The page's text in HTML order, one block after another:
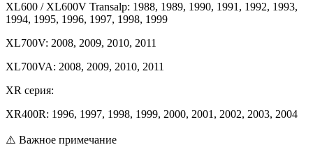
XL600 / XL600V Transalp: 1988, 1989, 1990, 1991, 1992, 1993,
1994, 1995, 1996, 1997, 1998, 1999
XL700V: 2008, 2009, 2010, 2011
XL700VA: 2008, 2009, 2010, 2011
XR серия:
XR400R: 1996, 1997, 1998, 1999, 2000, 2001, 2002, 2003, 2004
⚠️ Важное примечание